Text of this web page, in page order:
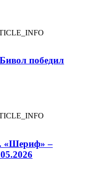
победил
«Шериф» –